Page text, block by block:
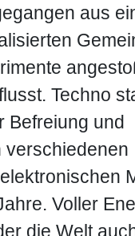
aus
Techno
Befreiung und
verschiedenen
Voller
die Welt